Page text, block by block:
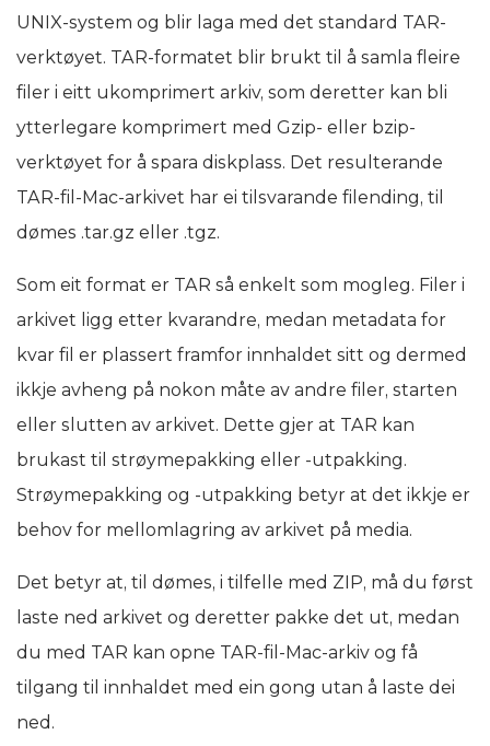
UNIX-system og blir laga med det standard TAR-
verktøyet. TAR-formatet blir brukt til å samla fleire
filer i eitt ukomprimert arkiv, som deretter kan bli
ytterlegare komprimert med Gzip- eller bzip-
verktøyet for å spara diskplass. Det resulterande
TAR-fil-Mac-arkivet har ei tilsvarande filending, til
dømes .tar.gz eller .tgz.
Som eit format er TAR så enkelt som mogleg. Filer i
arkivet ligg etter kvarandre, medan metadata for
kvar fil er plassert framfor innhaldet sitt og dermed
ikkje avheng på nokon måte av andre filer, starten
eller slutten av arkivet. Dette gjer at TAR kan
brukast til strøymepakking eller -utpakking.
Strøymepakking og -utpakking betyr at det ikkje er
behov for mellomlagring av arkivet på media.
Det betyr at, til dømes, i tilfelle med ZIP, må du først
laste ned arkivet og deretter pakke det ut, medan
du med TAR kan opne TAR-fil-Mac-arkiv og få
tilgang til innhaldet med ein gong utan å laste dei
ned.